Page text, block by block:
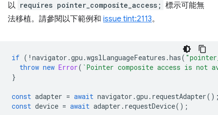
以 requires pointer_composite_access; 標示可能無
法移植。請參閱以下範例和 issue tint:2113。
if ( ! navigator .gpu .wgslLanguageFeatures .has(
throw new Error( `Pointer composite access is not
}
const adapter = await navigator .gpu . requestAdapter
const device = await adapter . requestDevice();